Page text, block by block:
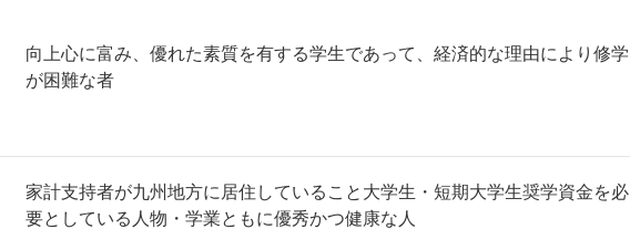
向上心に富み、優れた素質を有する学生であって、経済的な理由により修学
が困難な者
家計支持者が九州地方に居住していること大学生・短期大学生奨学資金を必
要としている人物・学業ともに優秀かつ健康な人